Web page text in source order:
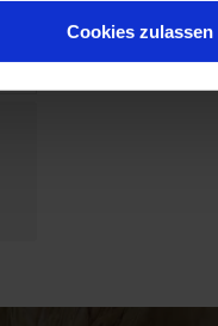
Cookies zulassen